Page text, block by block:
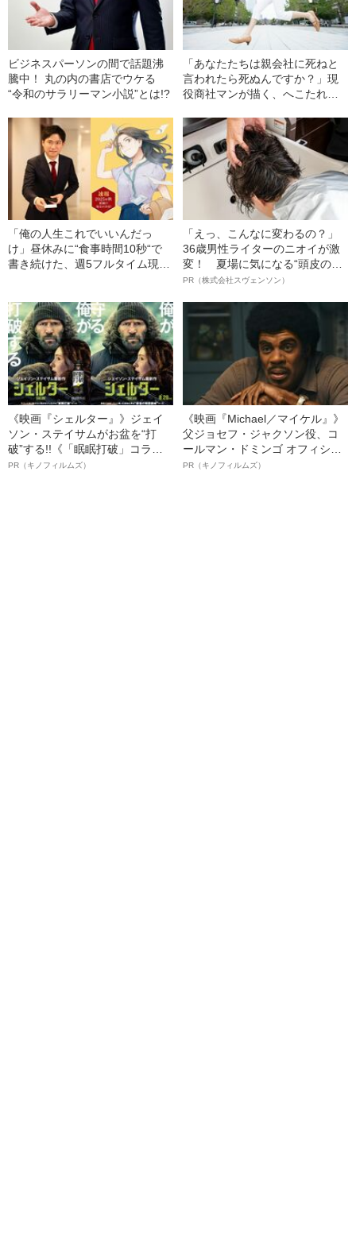
ビジネスパーソンの間で話題沸
騰中！ 丸の内の書店でウケる
“令和のサラリーマン小説”とは!?
「あなたたちは親会社に死ねと
言われたら死ぬんですか？」現
役商社マンが描く、へこたれぬ3
「俺の人生これでいいんだっ
け」昼休みに“食事時間10秒“で
書き続けた、週5フルタイム現役
「えっ、こんなに変わるの？」
36歳男性ライターのニオイが激
変！ 夏場に気になる“頭皮のニ
オイ”や“ベタつき”を解消す
ト”が生み出した徹底ケアとは
PR（株式会社スヴェンソン）
《映画『シェルター』》ジェイ
ソン・ステイサムがお盆を“打
破”する!!《「眠眠打破」コラ
ボ》
PR（キノフィルムズ）
《映画『Michael／マイケル』》
父ジョセフ・ジャクソン役、コ
ールマン・ドミンゴ オフィシャ
ルインタビュー“観客を魅了した
PR（キノフィルムズ）